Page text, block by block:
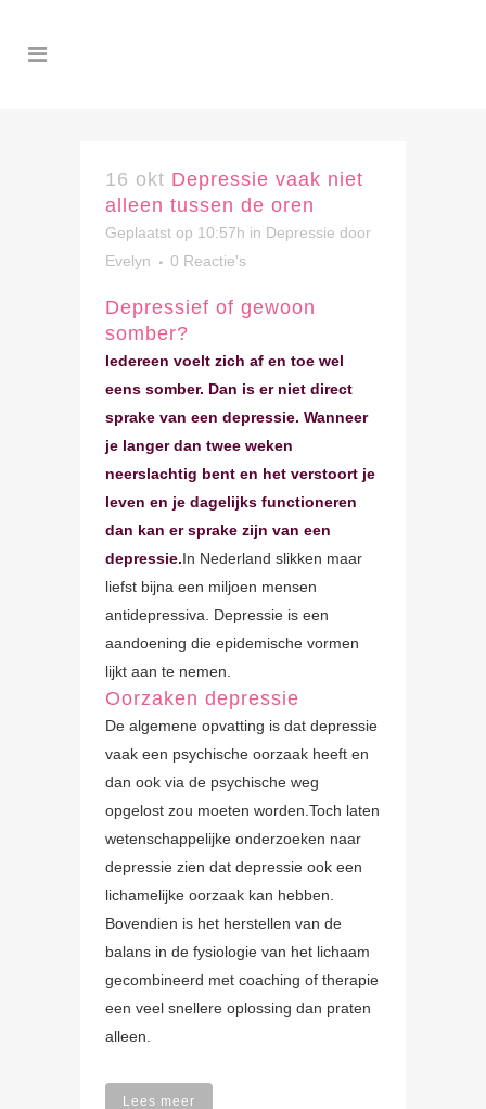
16 okt Depressie vaak niet
alleen tussen de oren
Geplaatst op 10:57h in Depressie door
Evelyn
0 Reactie's
Depressief of gewoon
somber?
Iedereen voelt zich af en toe wel
eens somber. Dan is er niet direct
sprake van een depressie. Wanneer
je langer dan twee weken
neerslachtig bent en het verstoort je
leven en je dagelijks functioneren
dan kan er sprake zijn van een
depressie.In Nederland slikken maar
liefst bijna een miljoen mensen
antidepressiva. Depressie is een
aandoening die epidemische vormen
lijkt aan te nemen.
Oorzaken depressie
De algemene opvatting is dat depressie
vaak een psychische oorzaak heeft en
dan ook via de psychische weg
opgelost zou moeten worden.Toch laten
wetenschappelijke onderzoeken naar
depressie zien dat depressie ook een
lichamelijke oorzaak kan hebben.
Bovendien is het herstellen van de
balans in de fysiologie van het lichaam
gecombineerd met coaching of therapie
een veel snellere oplossing dan praten
alleen.
Lees meer